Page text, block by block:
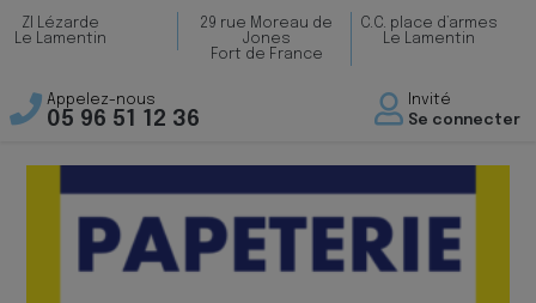
ZI Lézarde
Le Lamentin
29 rue Moreau de
Jones
Fort de France
C.C. place d’armes
Le Lamentin
Appelez-nous
05 96 51 12 36
Invité
Se connecter